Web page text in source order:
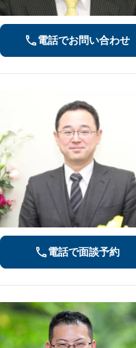
電話でお問い合わせ
電話で面談予約